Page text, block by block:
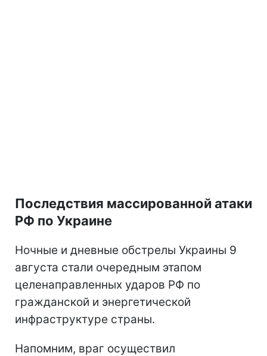
Последствия массированной атаки
РФ по Украине
Ночные и дневные обстрелы Украины 9
августа стали очередным этапом
целенаправленных ударов РФ по
гражданской и энергетической
инфраструктуре страны.
Напомним, враг осуществил